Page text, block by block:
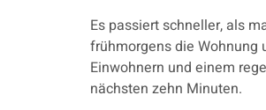
Es passiert schneller, als
frühmorgens die Wohnung
Einwohnern und einem
nächsten zehn Minuten.